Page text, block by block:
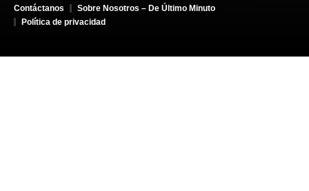
Contáctanos
Sobre Nosotros – De Último Minuto
Política de privacidad